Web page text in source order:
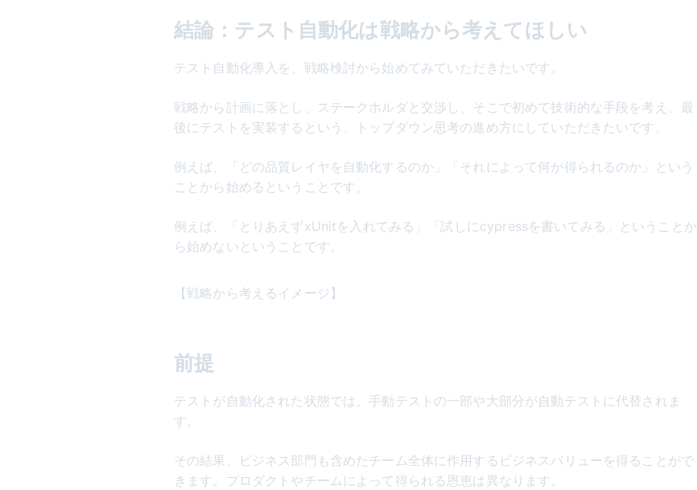
結論：テスト自動化は戦略から考えてほしい
テスト自動化導入を、戦略検討から始めてみていただきたいです。
戦略から計画に落とし、ステークホルダと交渉し、そこで初めて技術的な手段を考え、最
後にテストを実装するという、トップダウン思考の進め方にしていただきたいです。
例えば、「どの品質レイヤを自動化するのか」「それによって何が得られるのか」という
ことから始めるということです。
例えば、「とりあえずxUnitを入れてみる」「試しにcypressを書いてみる」ということか
ら始めないということです。
【戦略から考えるイメージ】
前提
テストが自動化された状態では、手動テストの一部や大部分が自動テストに代替されま
す。
その結果、ビジネス部門も含めたチーム全体に作用するビジネスバリューを得ることがで
きます。プロダクトやチームによって得られる恩恵は異なります。